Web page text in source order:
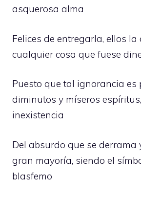
asquerosa alma
Felices de entregarla, ellos
cualquier cosa que fuese
Puesto que tal ignorancia es
diminutos y míseros
inexistencia
Del absurdo que se derrama
gran mayoría, siendo el
blasfemo